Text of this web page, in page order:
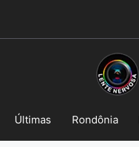
Últimas Rondônia